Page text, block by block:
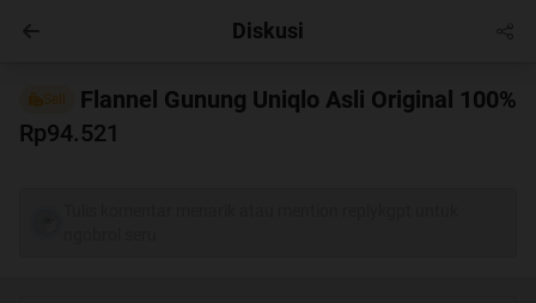
Masuk
Diskusi
Sell
Flannel Gunung Uniqlo Asli Original 100%
Rp94.521